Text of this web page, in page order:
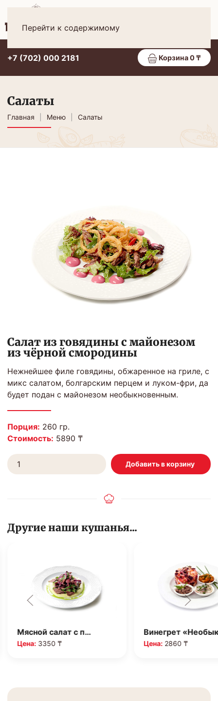
Перейти к содержимому
+7 (702) 000 2181 Корзина 0 ₸
Салаты
Главная Меню Салаты
Салат из говядины с майонезом
из чёрной смородины
Нежнейшее филе говядины, обжаренное на гриле, с
микс салатом, болгарским перцем и луком-фри, да
будет подан с майонезом необыкновенным.
Порция: 260 гр.
Стоимость: 5890 ₸
Другие наши кушанья...
Мясной салат с п…
Цена: 3350 ₸
Винегрет
Цена:2860 ₸